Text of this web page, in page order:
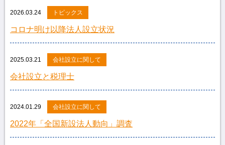
2026.03.24 トピックス
コロナ明け以降法人設立状況
2025.03.21 会社設立に関して
会社設立と税理士
2024.01.29 会社設立に関して
2022年「全国新設法人動向」調査